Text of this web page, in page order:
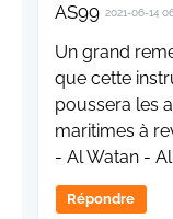
AS99 2021-06-14
Un grand
que cette
poussera les
maritimes à
- Al Watan -
Répondre